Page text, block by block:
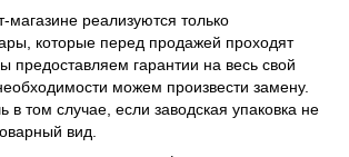
реализуются только
которые перед продажей проходят
гарантии на весь свой
можем произвести замену.
в том случае, если заводская упаковка не
вид.